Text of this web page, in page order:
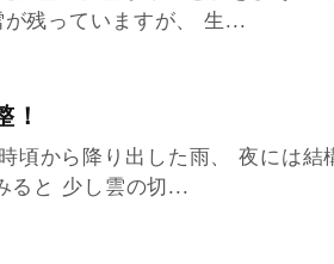
残っていますが、 生...
！
頃から降り出した雨、 夜には結
ると 少し雲の切...